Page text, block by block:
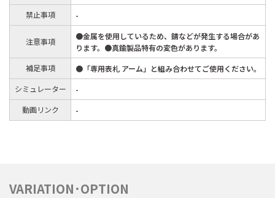
禁止事項
-
注意事項
●金属を使用しているため、錆などが発生する場合があ
ります。●真鍮製品特有の変色があります。
補足事項
●「専用表札 アーム」と組み合わせてご使用ください。
シミュレーター
-
動画リンク
-
VARIATION･OPTION